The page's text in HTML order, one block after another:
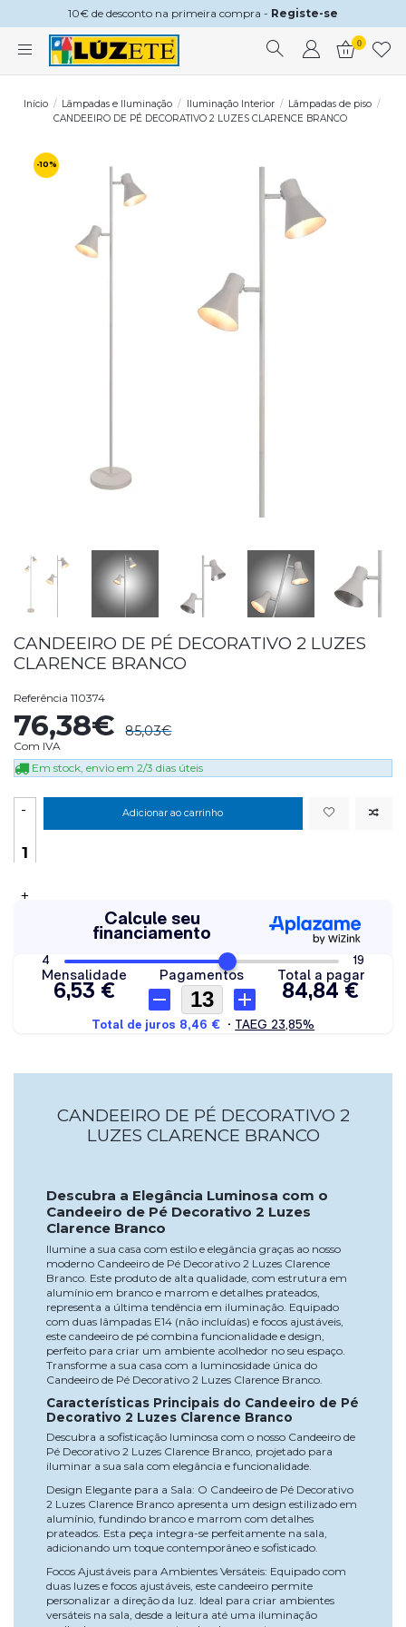
10€ de desconto na primeira compra - Registe-se
0
Início Lâmpadas e Iluminação Iluminação Interior
Lâmpadas de piso
CANDEEIRO DE PÉ DECORATIVO 2 LUZES CLARENCE BRANCO
-10%
CANDEEIRO DE PÉ DECORATIVO 2 LUZES
CLARENCE BRANCO
Referência 110374
76,38€ 85,03€
Com IVA
Em stock, envio em 2/3 dias úteis
-
+
Adicionar ao carrinho
CANDEEIRO DE PÉ DECORATIVO 2
LUZES CLARENCE BRANCO
Descubra a Elegância Luminosa com o
Candeeiro de Pé Decorativo 2 Luzes
Clarence Branco
Ilumine a sua casa com estilo e elegância graças ao nosso
moderno Candeeiro de Pé Decorativo 2 Luzes Clarence
Branco. Este produto de alta qualidade, com estrutura em
alumínio em branco e marrom e detalhes prateados,
representa a última tendência em iluminação. Equipado
com duas lâmpadas E14 (não incluídas) e focos ajustáveis,
este candeeiro de pé combina funcionalidade e design,
perfeito para criar um ambiente acolhedor no seu espaço.
Transforme a sua casa com a luminosidade única do
Candeeiro de Pé Decorativo 2 Luzes Clarence Branco.
Características Principais do Candeeiro de Pé
Decorativo 2 Luzes Clarence Branco
Descubra a sofisticação luminosa com o nosso Candeeiro de
Pé Decorativo 2 Luzes Clarence Branco, projetado para
iluminar a sua sala com elegância e funcionalidade.
Design Elegante para a Sala: O Candeeiro de Pé Decorativo
2 Luzes Clarence Branco apresenta um design estilizado em
alumínio, fundindo branco e marrom com detalhes
prateados. Esta peça integra-se perfeitamente na sala,
adicionando um toque contemporâneo e sofisticado.
Focos Ajustáveis para Ambientes Versáteis: Equipado com
duas luzes e focos ajustáveis, este candeeiro permite
personalizar a direção da luz. Ideal para criar ambientes
versáteis na sala, desde a leitura até uma iluminação